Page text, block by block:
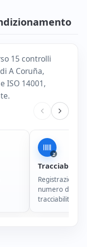
15 controlli
A Coruña,
ISO 14001,
2
Tracciabilità
Registrazione
numero di
tracciabilità di